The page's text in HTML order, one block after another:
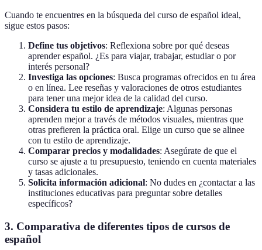
Cuando te encuentres en la búsqueda del curso de español ideal,
sigue estos pasos:
Define tus objetivos: Reflexiona sobre por qué deseas
aprender español. ¿Es para viajar, trabajar, estudiar o por
interés personal?
Investiga las opciones: Busca programas ofrecidos en tu área
o en línea. Lee reseñas y valoraciones de otros estudiantes
para tener una mejor idea de la calidad del curso.
Considera tu estilo de aprendizaje: Algunas personas
aprenden mejor a través de métodos visuales, mientras que
otras prefieren la práctica oral. Elige un curso que se alinee
con tu estilo de aprendizaje.
Comparar precios y modalidades: Asegúrate de que el
curso se ajuste a tu presupuesto, teniendo en cuenta materiales
y tasas adicionales.
Solicita información adicional: No dudes en ¿contactar a las
instituciones educativas para preguntar sobre detalles
específicos?
3. Comparativa de diferentes tipos de cursos de
español